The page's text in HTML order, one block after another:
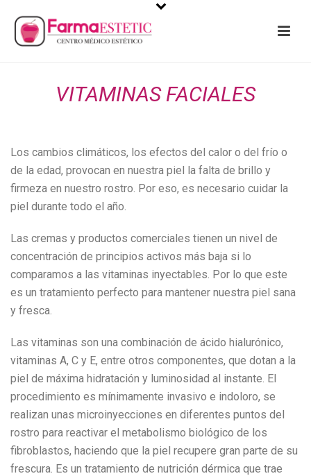
VITAMINAS FACIALES
Los cambios climáticos, los efectos del calor o del frío o
de la edad, provocan en nuestra piel la falta de brillo y
firmeza en nuestro rostro. Por eso, es necesario cuidar la
piel durante todo el año.
Las cremas y productos comerciales tienen un nivel de
concentración de principios activos más baja si lo
comparamos a las vitaminas inyectables. Por lo que este
es un tratamiento perfecto para mantener nuestra piel sana
y fresca.
Las vitaminas son una combinación de ácido hialurónico,
vitaminas A, C y E, entre otros componentes, que dotan a la
piel de máxima hidratación y luminosidad al instante. El
procedimiento es mínimamente invasivo e indoloro, se
realizan unas microinyecciones en diferentes puntos del
rostro para reactivar el metabolismo biológico de los
fibroblastos, haciendo que la piel recupere gran parte de su
frescura. Es un tratamiento de nutrición dérmica que trae